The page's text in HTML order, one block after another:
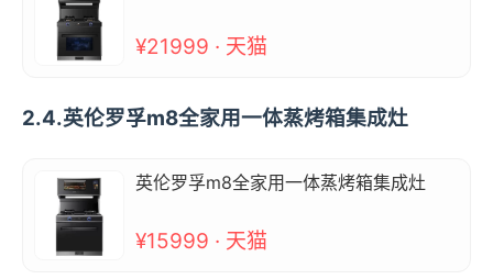
¥21999 · 天猫
2.4.英伦罗孚m8全家用一体蒸烤箱集成灶
英伦罗孚m8全家用一体蒸烤箱集成灶
¥15999 · 天猫